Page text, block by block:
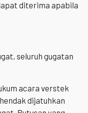
diterima apabila
seluruh gugatan
acara verstek
dijatuhkan